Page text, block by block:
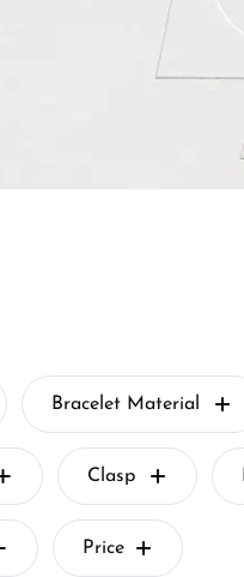
Bracelet Material
Clasp
Price